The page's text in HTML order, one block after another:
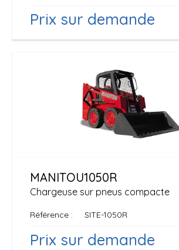
Prix sur demande
Chargeuse sur pneus compacte
MANITOU1050R
Référence SITE-1050R
Prix sur demande